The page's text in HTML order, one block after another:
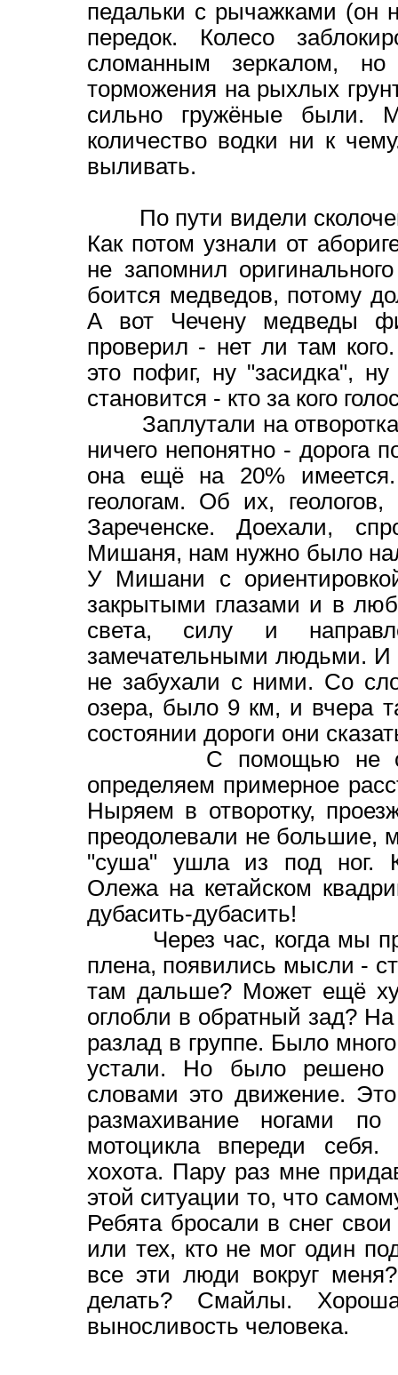
педальки с рычажками (он
передок. Колесо
сломанным зеркалом,
торможения на рыхлых
сильно гружёные были.
количество водки ни к
выливать.
По пути видели
Как потом узнали от
не запомнил
боится медведов, потому
А вот Чечену медведы
проверил - нет ли там
это пофиг, ну "засидка",
становится - кто за кого
Заплутали на
ничего непонятно - дорога
она ещё на 20%
геологам. Об их,
Зареченске. Доехали,
Мишаня, нам нужно было
У Мишани с
закрытыми глазами и в
света, силу и
замечательными людьми. И
не забухали с ними. Со
озера, было 9 км, и вчера
состоянии дороги они
С помощью не
определяем примерное
Ныряем в отворотку,
преодолевали не большие,
"суша" ушла из под ног.
Олежа на кетайском
дубасить-дубасить!
Через час, когда мы
плена, появились мысли -
там дальше? Может ещё
оглобли в обратный зад?
разлад в группе. Было
устали. Но было решено
словами это движение.
размахивание ногами
мотоцикла впереди
хохота. Пару раз мне
этой ситуации то, что
Ребята бросали в снег
или тех, кто не мог один
все эти люди вокруг
делать? Смайлы.
выносливость человека.